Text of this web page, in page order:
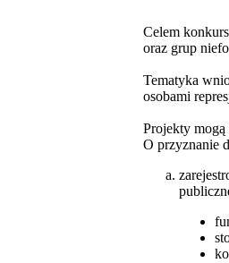
Celem
oraz grup
Tematyka
osobami
Projekty
O przyznanie